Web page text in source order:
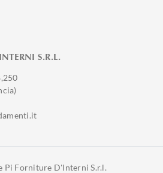
S.R.L.
Pi Forniture D'Interni S.r.l.